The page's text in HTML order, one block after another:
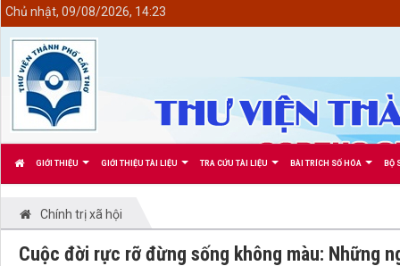
GIỚI THIỆU GIỚI THIỆU TÀI LIỆU TRA CỨU TÀI LIỆU BÀI TRÍCH SỐ HÓA BỘ
Chủ nhật, 09/08/2026, 14:23
Chính trị xã hội
Cuộc đời rực rỡ đừng sống không màu: Những
<